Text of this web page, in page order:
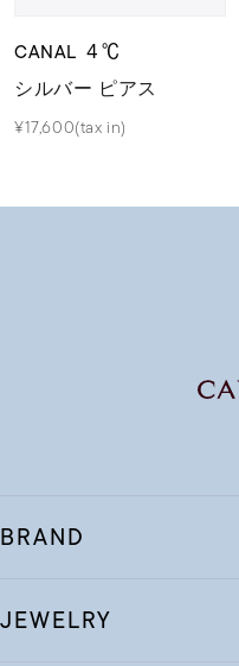
CANAL ４℃
シルバー ピアス
¥17,600(tax in)
BRAND
JEWELRY